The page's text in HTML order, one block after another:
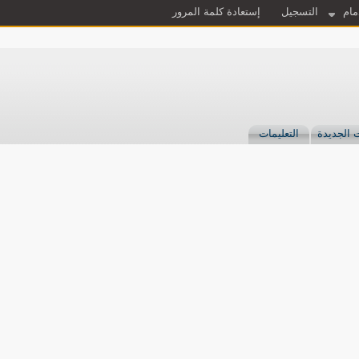
التسجيل إستعادة كلمة المرور
الجديدة التعليمات